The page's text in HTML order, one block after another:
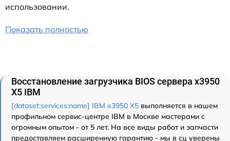
использовании.
Показать полностью
Восстановление загрузчика BIOS сервера x3950
X5 IBM
[dataset:services:name] IBM x3950 X5 выполняется в нашем
профильном сервис-центре IBM в Москве мастерами с
огромным опытом - от 5 лет. На все виды работ и запчасти
предоставляем расширенную гарантию - мы в сц уверены